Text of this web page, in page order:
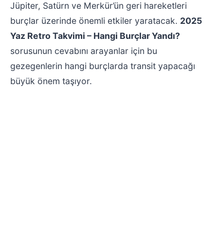
Jüpiter, Satürn ve Merkür’ün geri hareketleri
burçlar üzerinde önemli etkiler yaratacak. 2025
Yaz Retro Takvimi – Hangi Burçlar Yandı?
sorusunun cevabını arayanlar için bu
gezegenlerin hangi burçlarda transit yapacağı
büyük önem taşıyor.